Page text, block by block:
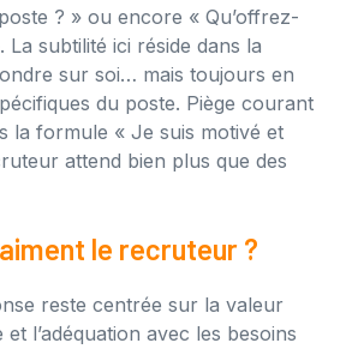
? » ou encore « Qu’offrez-
La subtilité ici réside dans la
sur soi… mais toujours en
du poste. Piège courant
la formule « Je suis motivé et
attend bien plus que des
le recruteur ?
reste centrée sur la valeur
l’adéquation avec les besoins